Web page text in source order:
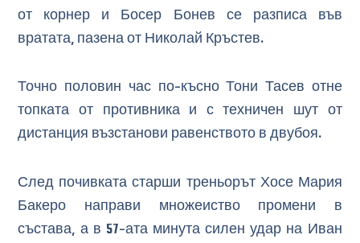
от корнер и Босер Бонев се разписа във
вратата, пазена от Николай Кръстев.
Точно половин час по-късно Тони Тасев отне
топката от противника и с техничен шут от
дистанция възстанови равенството в двубоя.
След почивката старши треньорът Хосе Мария
Бакеро направи множеиство промени в
състава, а в 57-ата минута силен удар на Иван